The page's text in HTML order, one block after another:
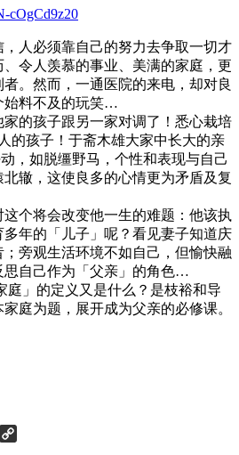
cOgCd9z20
人必须靠自己的努力去争取一切才
令人羡慕的事业、美满的家庭，更
。然而，一通医院的来电，却对良
始料不及的玩​​笑…
的孩子跟另一家对调了！悉心栽培
的孩子！于斋木雄大家中长大的亲
，如脱缰野马，个性和表现与自己
辙，这使良多的心情更为矛盾及复
个将会改变他一生的难题：他该执
年的「儿子」呢？看见妻子知道庆
旁观生活环境不如自己，但愉快融
思自己作为「父亲」的角色…
庭」的定义又是什么？是枝裕和导
庭为题，展开成为父亲的必修课。
Line